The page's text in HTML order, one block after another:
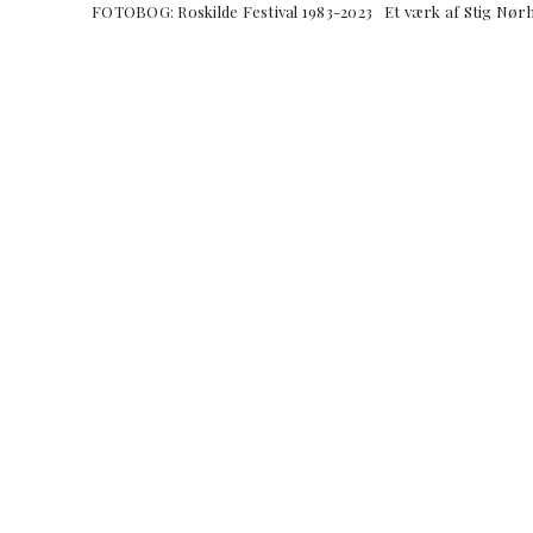
FOTOBOG: Roskilde Festival 1983-2023 Et værk